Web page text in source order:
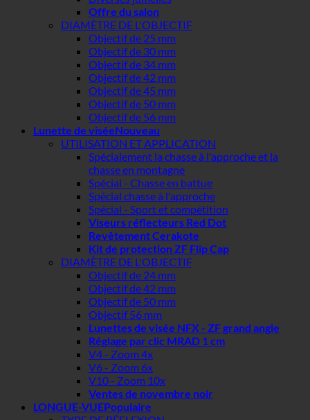
Offre du salon
DIAMÈTRE DE L'OBJECTIF
Objectif de 25 mm
Objectif de 30 mm
Objectif de 34 mm
Objectif de 42 mm
Objectif de 45 mm
Objectif de 50 mm
Objectif de 56 mm
Lunette de visée
UTILISATION ET APPLICATION
Spécialement la chasse à l'approche et la
chasse en montagne
Spécial - Chasse en battue
Spécial chasse à l'approche
Spécial - Sport et compétition
Viseurs réflecteurs Red Dot
Revêtement Cerakote
Kit de protection ZF Flip Cap
DIAMÈTRE DE L'OBJECTIF
Objectif de 24 mm
Objectif de 42 mm
Objectif de 50 mm
Objectif 56 mm
Lunettes de visée NFX - ZF grand angle
Réglage par clic MRAD 1 cm
V4 - Zoom 4x
V6 - Zoom 6x
V10 - Zoom 10x
Ventes de novembre noir
LONGUE-VUE